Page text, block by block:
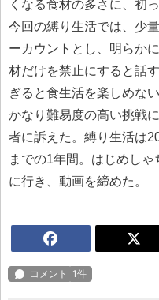
くなる食材の多さに、初
今回の縛り生活では、少
ーカウントとし、明らか
材だけを禁止にすると話
ぎると食生活を楽しめな
かなり難易度の高い挑戦
者に訴えた。縛り生活は
までの1年間。はじめし
に行き、動画を締めた。